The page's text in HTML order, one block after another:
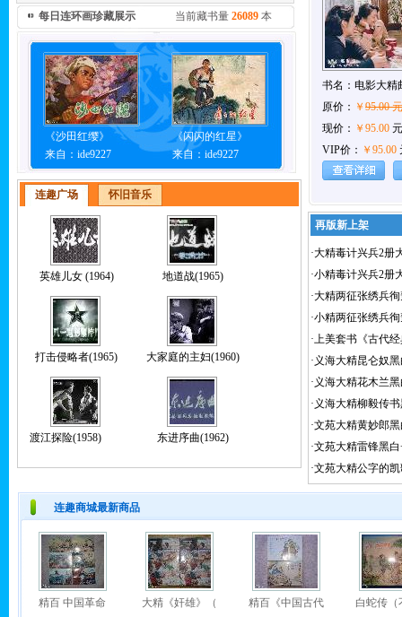
每日连环画珍藏展示 当前藏书量 26089 本
《沙田红缨》
来自：ide9227
《闪闪的红星》
来自：ide9227
连趣广场 怀旧音乐
英雄儿女 (1964) 地道战(1965)
打击侵略者(1965) 大家庭的主妇(1960)
渡江探险(1958) 东进序曲(1962)
书名： 电影大精
原价： ￥ 95.00 元
现价： ￥95.00 元
VIP价： ￥95.00
再版新上
·大精毒计兴兵2册
·小精毒计兴兵2册
·大精两征张绣兵
·小精两征张绣兵
·上美套书《古代
· 义海大精昆仑奴黑
· 义海大精花木兰黑
· 义海大精柳毅传
·文苑大精黄妙郎
·文苑大精雷锋黑
·文苑大精公字的
连趣商城最新商品
精百 中国革命
大精《奸雄》（
精百《中国古代
白蛇传（